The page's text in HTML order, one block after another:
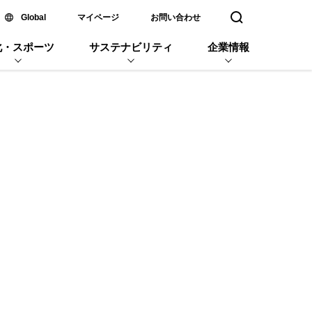
Global新しいウィンドウで開く
マイページ お問い合わせ 検索窓を開く
スポーツ サステナビリティ 企業情報